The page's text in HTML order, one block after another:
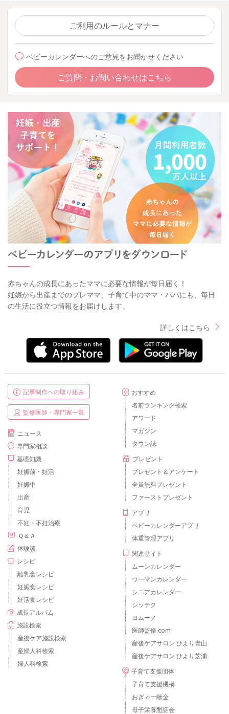
ご利用のルールとマナー
ベビーカレンダーへのご意見をお聞かせください
ご質問・お問い合わせはこちら
赤ちゃんの成長にあったママに必要な情報が毎日届く！
妊娠から出産までのプレママ、子育て中のママ・パパにも、毎日
の生活に役立つ情報をお届けします。
詳しくはこちら
記事制作への取り組み
監修医師・専門家一覧
ニュース
専門家相談
基礎知識
妊娠前・妊活
妊娠中
出産
育児
不妊・不妊治療
Ｑ＆Ａ
体験談
レシピ
離乳食レシピ
妊娠食レシピ
妊活食レシピ
成長アルバム
施設検索
産後ケア施設検索
産婦人科検索
婦人科検索
おすすめ
名前ランキング検索
アワード
マガジン
タウン誌
プレゼント
プレゼント＆アンケート
全員無料プレゼント
ファーストプレゼント
アプリ
ベビーカレンダーアプリ
体重管理アプリ
関連サイト
ムーンカレンダー
ウーマンカレンダー
シニアカレンダー
シッテク
ヨムーノ
医師監修.com
産後ケアサロン ひより青山
産後ケアサロン ひより芝浦
子育て支援団体
子育て支援機構
おぎゃー献金
母子栄養懇話会